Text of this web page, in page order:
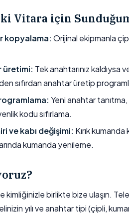
Vitara için
kopyalama: Orijinal ekipmanla
üretimi: Tek anahtarınız kaldıysa
sıfırdan anahtar üretip
Yeni anahtar
kodu sıfırlama.
ve kabı değişimi: Kırık
kumanda yenileme.
ve kimliğinizle birlikte bize ulaşın.
yılı ve anahtar tipi (çipli,